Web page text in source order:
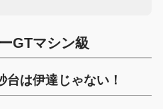
GTマシン級
は伊達じゃない！